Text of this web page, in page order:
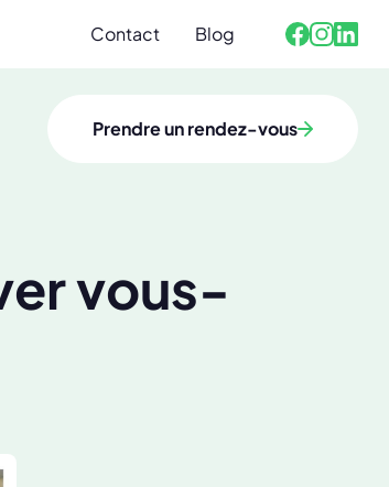
Contact
Blog
Prendre un rendez-vous
vous-